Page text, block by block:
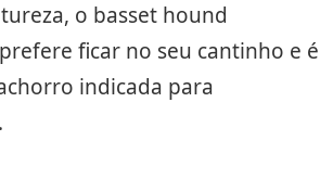
o basset hound
ficar no seu cantinho e é
indicada para